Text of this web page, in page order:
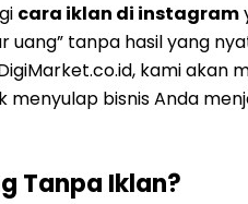
cara iklan di instagram
tanpa hasil yang
kami akan
bisnis Anda
Tanpa Iklan?